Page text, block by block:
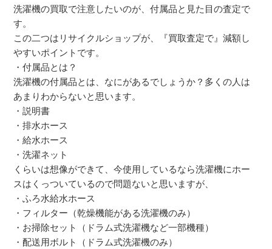
洗濯機の買取で注意したいのが、付属品と見た目の査定で
す。
この二つはリサイクルショップが、『買取査定で』減額し
やすいポイントです。
・付属品とは？
洗濯機の付属品とは、なにがあるでしょうか？多くの人は
あまりわからないと思います。
・説明書
・排水ホース
・給水ホース
・洗濯ネット
くらいは想像ができて、今使用しているなら洗濯機にホー
スはくっついているので問題ないと思いますが、
・ふろ水給水ホース
・フィルター（乾燥機能がある洗濯機のみ）
・お掃除セット（ドラム式洗濯機など一部機種）
・配送用ボルト（ドラム式洗濯機のみ）